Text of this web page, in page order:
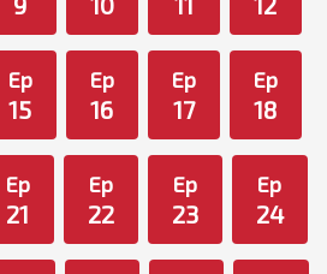
Ep
15
Ep
16
Ep
17
Ep
18
Ep
21
Ep
22
Ep
23
Ep
24